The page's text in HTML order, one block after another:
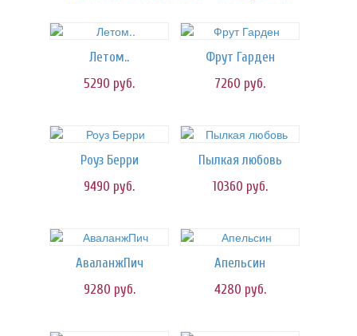
Летом..
5290 руб.
Фрут Гарден
7260 руб.
Роуз Берри
9490 руб.
Пылкая любовь
10360 руб.
АваланжПич
9280 руб.
Апельсин
4280 руб.